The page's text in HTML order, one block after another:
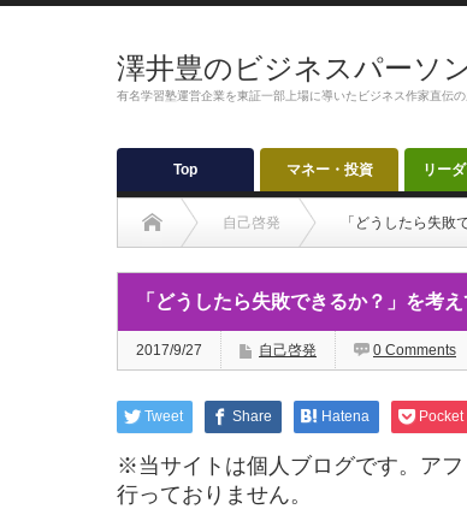
澤井豊のビジネスパーソ
有名学習塾運営企業を東証一部上場に導いたビジネス作家直伝
Top マネー・投資 リー
自己啓発 「どうしたら失敗
「どうしたら失敗できるか？」を考
2017/9/27 自己啓発 0 Comments
Tweet Share Hatena Pocket
※当サイトは個人ブログです。ア
行っておりません。